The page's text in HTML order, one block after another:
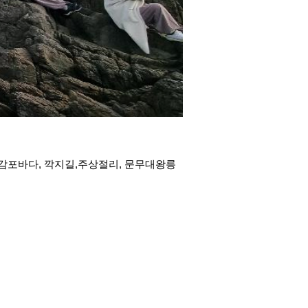
포바다, 깍지길,주상절리, 문무대왕릉